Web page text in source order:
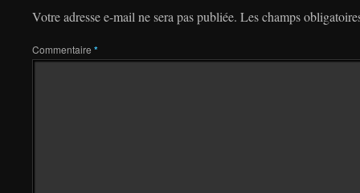
Votre adresse e-mail ne sera pas publiée. Les champs
Commentaire *